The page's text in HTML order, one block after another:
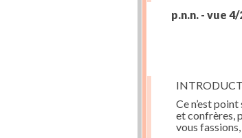
p.n.n. - vue 4/
Ce n’est
et confrères,
vous